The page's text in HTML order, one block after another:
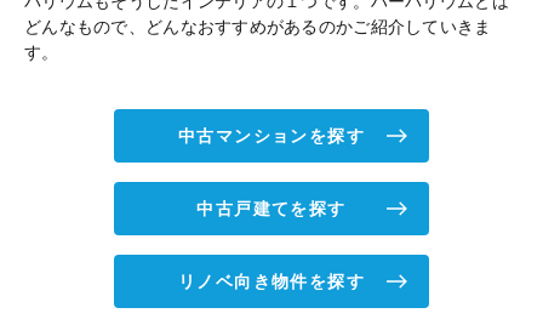
どんなもので、どんなおすすめがあるのかご紹介していきま
す。
中古マンションを探す
中古戸建てを探す
リノベ向き物件を探す